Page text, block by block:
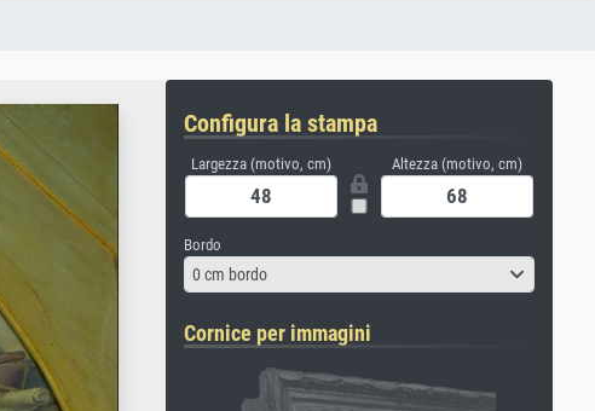
Configura la stampa
Largezza (motivo, cm) Altezza (motivo, cm)
Bordo
0 cm bordo
Cornice per immagini